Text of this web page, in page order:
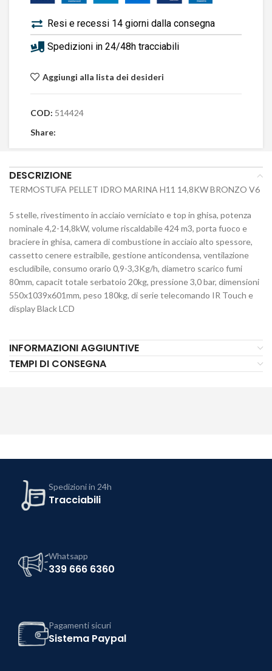
Resi e recessi 14 giorni dalla consegna
Spedizioni in 24/48h tracciabili
Aggiungi alla lista dei desideri
COD: 514424
Share:
DESCRIZIONE
TERMOSTUFA PELLET IDRO MARINA H11 14,8KW BRONZO V6
5 stelle, rivestimento in acciaio verniciato e top in ghisa, potenza
nominale 4,2-14,8kW, volume riscaldabile 424 m3, porta fuoco e
braciere in ghisa, camera di combustione in acciaio alto spessore,
cassetto cenere estraibile, gestione anticondensa, ventilazione
escludibile, consumo orario 0,9-3,3Kg/h, diametro scarico fumi
80mm, capacit totale serbatoio 20kg, pressione 3,0 bar, dimensioni
550x1039x601mm, peso 180kg, di serie telecomando IR Touch e
display Black LCD
INFORMAZIONI AGGIUNTIVE
TEMPI DI CONSEGNA
Spedizioni in 24h
Tracciabili
Whatsapp
339 666 6360
Pagamenti sicuri
Sistema Paypal